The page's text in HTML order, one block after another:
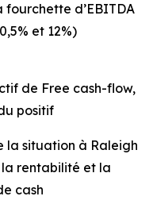
d’EBITDA
et 12%)
de Free cash-flow,
positif
situation à Raleigh
rentabilité et la
cash